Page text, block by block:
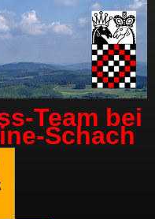
Team bei
Schach